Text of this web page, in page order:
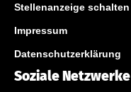
Stellenanzeige schalten
Impressum
Datenschutzerklärung
Soziale Netzwerke